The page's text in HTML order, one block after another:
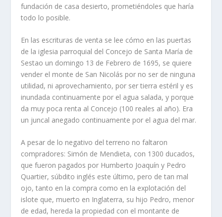
fundación de casa desierto, prome­tiéndoles que harí­a
todo lo posible.
En las escrituras de venta se lee cómo en las puertas
de la iglesia parroquial del Concejo de San­ta Marí­a de
Sestao un domingo 13 de Febrero de 1695, se quiere
vender el monte de San Nicolás por no ser de ninguna
utilidad, ni aprovechamiento, por ser tierra estéril y es
inundada continuamente por el agua salada, y porque
da muy poca renta al Conce­jo (100 reales al año). Era
un juncal anegado conti­nuamente por el agua del mar.
A pesar de lo negativo del terreno no faltaron
compradores: Simón de Mendieta, con 1300 duca­dos,
que fueron pagados por Humberto Joaquí­n y Pedro
Quartier, súbdito inglés este último, pero de tan mal
ojo, tanto en la compra como en la explota­ción del
islote que, muerto en Inglaterra, su hijo Pedro, menor
de edad, hereda la propiedad con el montante de